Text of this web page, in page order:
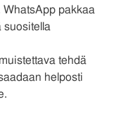
WhatsApp pakkaa
suositella
tehdä
helposti